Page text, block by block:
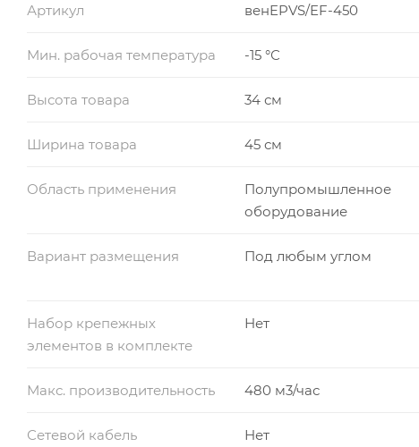
Артикул венEPVS/EF-450
Мин. рабочая температура -15 °С
Высота товара 34 см
Ширина товара 45 см
Область применения
Полупромышленное
оборудование
Вариант размещения Под любым углом
Набор крепежных
элементов в комплекте
Нет
Макс. производительность 480 м3/час
Сетевой кабель Нет